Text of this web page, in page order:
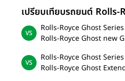
เปรียบเทียบรถยนต์ Rolls-
Rolls-Royce Ghost
Rolls-Royce Ghost new
Rolls-Royce Ghost
Rolls-Royce Ghost